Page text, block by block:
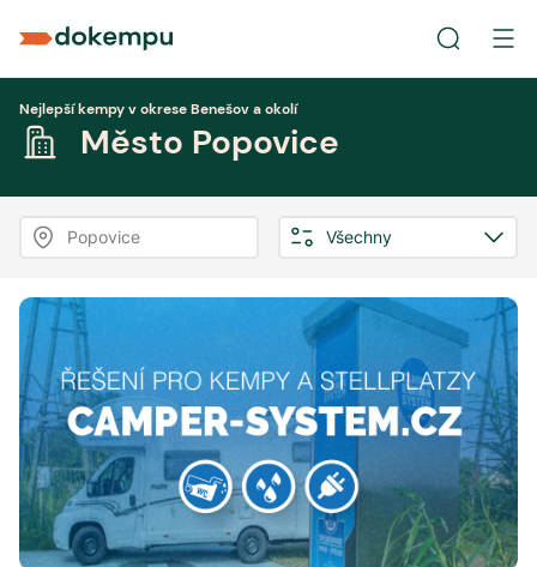
Nejlepší kempy v okrese Benešov a okolí
Město Popovice
Popovice Všechny